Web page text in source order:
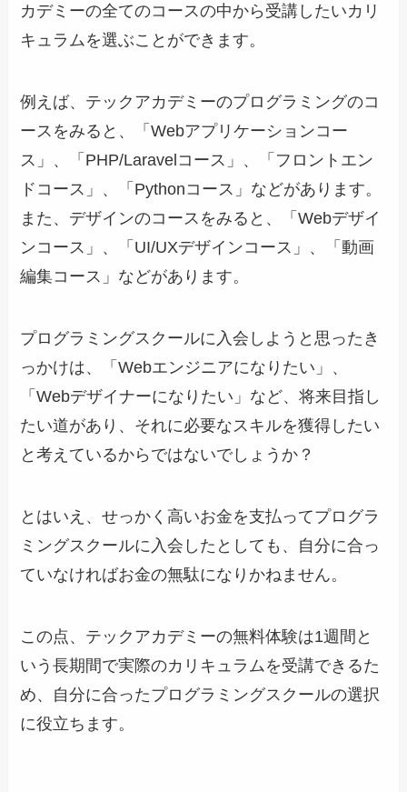
カデミーの全てのコースの中から受講したいカリ
キュラムを選ぶことができます。
例えば、テックアカデミーのプログラミングのコ
ースをみると、「Webアプリケーションコー
ス」、「PHP/Laravelコース」、「フロントエン
ドコース」、「Pythonコース」などがあります。
また、デザインのコースをみると、「Webデザイ
ンコース」、「UI/UXデザインコース」、「動画
編集コース」などがあります。
プログラミングスクールに入会しようと思ったき
っかけは、「Webエンジニアになりたい」、
「Webデザイナーになりたい」など、将来目指し
たい道があり、それに必要なスキルを獲得したい
と考えているからではないでしょうか？
とはいえ、せっかく高いお金を支払ってプログラ
ミングスクールに入会したとしても、自分に合っ
ていなければお金の無駄になりかねません。
この点、テックアカデミーの無料体験は1週間と
いう長期間で実際のカリキュラムを受講できるた
め、自分に合ったプログラミングスクールの選択
に役立ちます。